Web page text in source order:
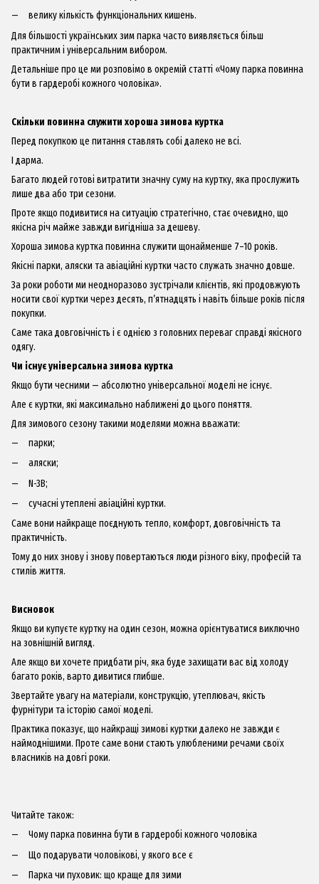
велику кількість функціональних кишень.
Для більшості українських зим парка часто виявляється більш
практичним і універсальним вибором.
Детальніше про це ми розповімо в окремій статті «Чому парка повинна
бути в гардеробі кожного чоловіка».
Скільки повинна служити хороша зимова куртка
Перед покупкою це питання ставлять собі далеко не всі.
І дарма.
Багато людей готові витратити значну суму на куртку, яка прослужить
лише два або три сезони.
Проте якщо подивитися на ситуацію стратегічно, стає очевидно, що
якісна річ майже завжди вигідніша за дешеву.
Хороша зимова куртка повинна служити щонайменше 7–10 років.
Якісні парки, аляски та авіаційні куртки часто служать значно довше.
За роки роботи ми неодноразово зустрічали клієнтів, які продовжують
носити свої куртки через десять, п’ятнадцять і навіть більше років після
покупки.
Саме така довговічність і є однією з головних переваг справді якісного
одягу.
Чи існує універсальна зимова куртка
Якщо бути чесними — абсолютно універсальної моделі не існує.
Але є куртки, які максимально наближені до цього поняття.
Для зимового сезону такими моделями можна вважати:
парки;
аляски;
N-3B;
сучасні утеплені авіаційні куртки.
Саме вони найкраще поєднують тепло, комфорт, довговічність та
практичність.
Тому до них знову і знову повертаються люди різного віку, професій та
стилів життя.
Висновок
Якщо ви купуєте куртку на один сезон, можна орієнтуватися виключно
на зовнішній вигляд.
Але якщо ви хочете придбати річ, яка буде захищати вас від холоду
багато років, варто дивитися глибше.
Звертайте увагу на матеріали, конструкцію, утеплювач, якість
фурнітури та історію самої моделі.
Практика показує, що найкращі зимові куртки далеко не завжди є
наймоднішими. Проте саме вони стають улюбленими речами своїх
власників на довгі роки.
Читайте також:
Чому парка повинна бути в гардеробі кожного чоловіка
Що подарувати чоловікові, у якого все є
Парка чи пуховик: що краще для зими